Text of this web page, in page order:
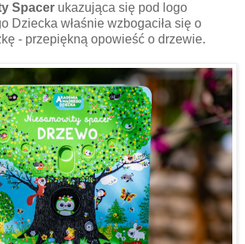
Spacer ukazująca się pod logo
Dziecka właśnie wzbogaciła się o
- przepiękną opowieść o drzewie.